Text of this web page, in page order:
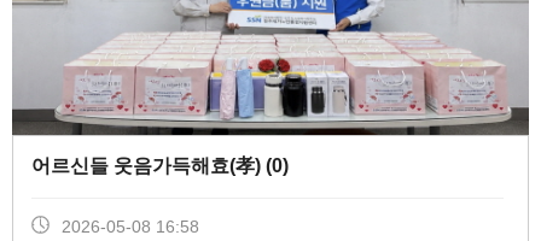
어르신들 웃음가득해효(孝) (0)
2026-05-08 16:58